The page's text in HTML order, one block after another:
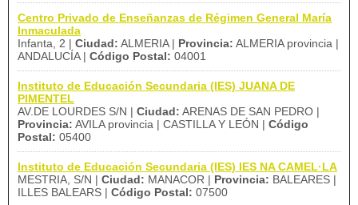
Centro Privado de Enseñanzas de Régimen General María
Inmaculada
Infanta, 2 | Ciudad: ALMERIA | Provincia: ALMERIA provincia |
ANDALUCÍA | Código Postal: 04001
Instituto de Educación Secundaria (IES) JUANA DE
PIMENTEL
AV.DE LOURDES S/N | Ciudad: ARENAS DE SAN PEDRO |
Provincia: AVILA provincia | CASTILLA Y LEÓN | Código
Postal: 05400
Instituto de Educación Secundaria (IES) IES NA CAMEL·LA
MESTRIA, S/N | Ciudad: MANACOR | Provincia: BALEARES |
ILLES BALEARS | Código Postal: 07500